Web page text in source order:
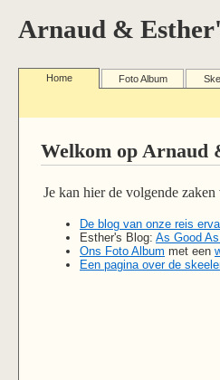
Arnaud &
Home Foto Album
Welkom op Arnaud
Je kan hier de volgende zaken
De blog van onze reis
Esther's Blog: As Good
Ons Foto Album met een
Een pagina over de